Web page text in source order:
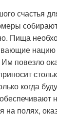
счастья
Пища
нацию
повезло
когда
на полях,